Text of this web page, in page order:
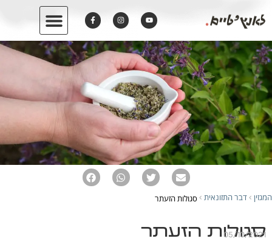
המגזין › דבר התזונאית › סגולות הזעתר
סגולות הזעתר
05/10/2021